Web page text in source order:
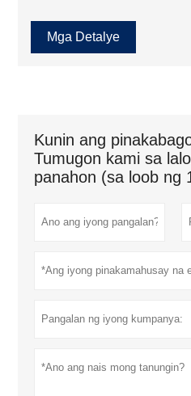
Mga Detalye
Kunin ang
Tumugon kami sa
panahon (sa loob ng